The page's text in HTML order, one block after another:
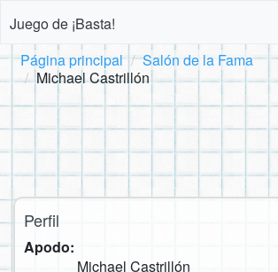
Juego de ¡Basta!
Página principal
Salón de la Fama
Michael Castrillón
Perfil
Apodo:
Michael Castrillón